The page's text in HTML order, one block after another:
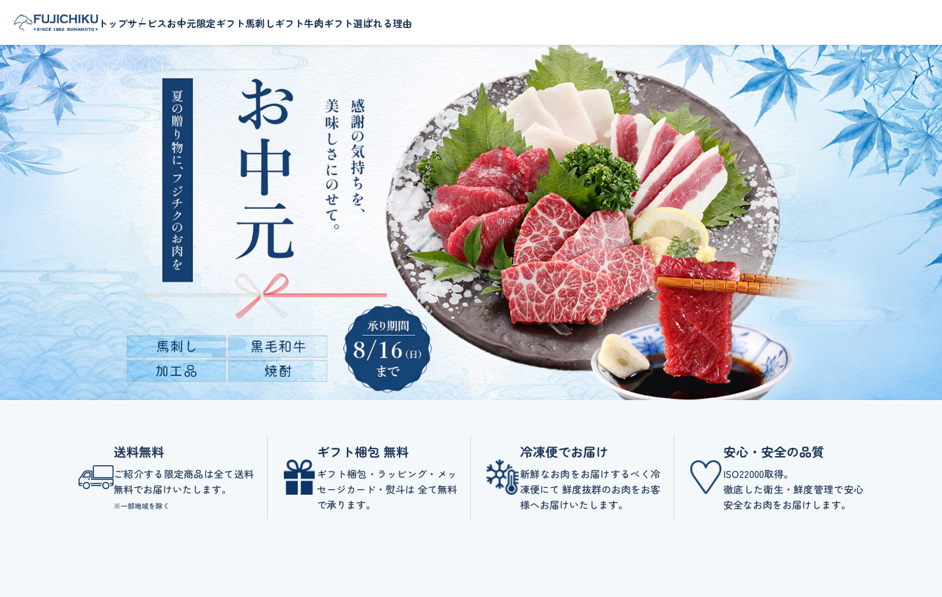
トップサービスお中元限定ギフト馬刺しギフト牛肉ギフト選ばれる理由
送料無料
ご紹介する限定商品は全て送料
無料でお届けいたします。
※一部地域を除く
ギフト梱包 無料
ギフト梱包・ラッピング・メッ
セージカード・熨斗は 全て無料
で承ります。
冷凍便でお届け
新鮮なお肉をお届けするべく冷
凍便にて 鮮度抜群のお肉をお客
様へお届けいたします。
安心・安全の品質
ISO22000取得。
徹底した衛生・鮮度管理で安心
安全なお肉をお届けします。